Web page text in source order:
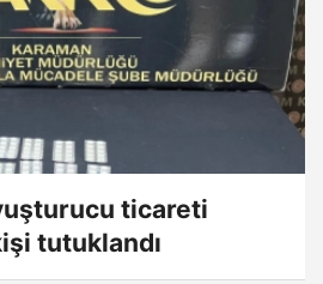
ticareti
tutuklandı